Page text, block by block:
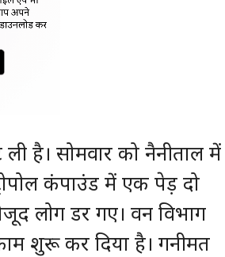
है। सोमवार को नैनीताल में
कंपाउंड में एक पेड़ दो
लोग डर गए। वन विभाग
शुरू कर दिया है। गनीमत